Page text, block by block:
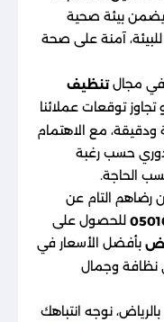
يضمن بيئة صحية
آمنة على صحة
في مجالتنظيف
توقعات عملائنا
مع الاهتمام
دوري حسب رغبة
الحاجة.
رضاهم التام عن
للحصول على
بأفضل الأسعار في
نظافة وجمال
نوجه انتباهك